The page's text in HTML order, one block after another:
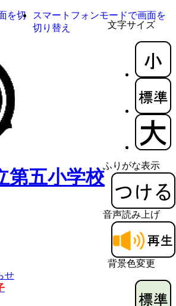
文字サイズ
ふりがな表示
音声読み上げ
背景色変更
を切
スマートフォンモードで画面を
切り替え
第五小学校
せ